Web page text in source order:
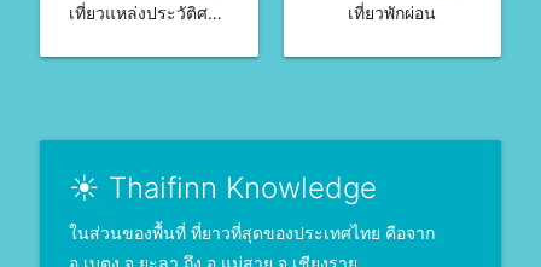
เที่ยวแหล่งประวัติศาสตร์ เที่ยวพักผ่อน
☀ Thaifinn Knowledge
ในส่วนของพื้นที่ ที่ยาวที่สุดของประเทศไทย คือจาก
อ.เบตง จ.ยะลา ถึง อ.แม่สาย จ.เชียงราย